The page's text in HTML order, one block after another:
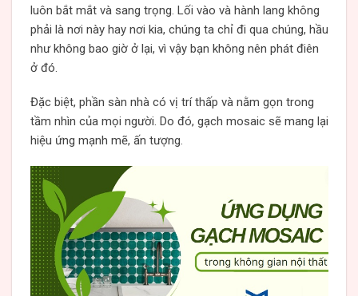
luôn bắt mắt và sang trọng. Lối vào và hành lang không
phải là nơi này hay nơi kia, chúng ta chỉ đi qua chúng, hầu
như không bao giờ ở lại, vì vậy bạn không nên phát điên
ở đó.
Đặc biệt, phần sàn nhà có vị trí thấp và nằm gọn trong
tầm nhìn của mọi người. Do đó, gạch mosaic sẽ mang lại
hiệu ứng mạnh mẽ, ấn tượng.